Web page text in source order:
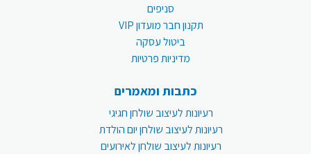
סניפים
תקנון חבר מועדון VIP
ביטול עסקה
מדיניות פרטיות
כתבות ומאמרים
רעיונות לעיצוב שולחן חגיגי
רעיונות לעיצוב שולחן יום הולדת
רעיונות לעיצוב שולחן לאירועים